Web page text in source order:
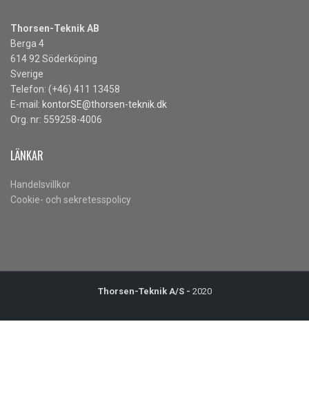
Thorsen-Teknik AB
Berga 4
614 92 Söderköping
Sverige
Telefon: (+46) 411 13458
E-mail: kontorSE@thorsen-teknik.dk
Org. nr: 559258-4006
LÄNKAR
Handelsvillkor
Cookie- och sekretesspolicy
Thorsen-Teknik A/S - 2020